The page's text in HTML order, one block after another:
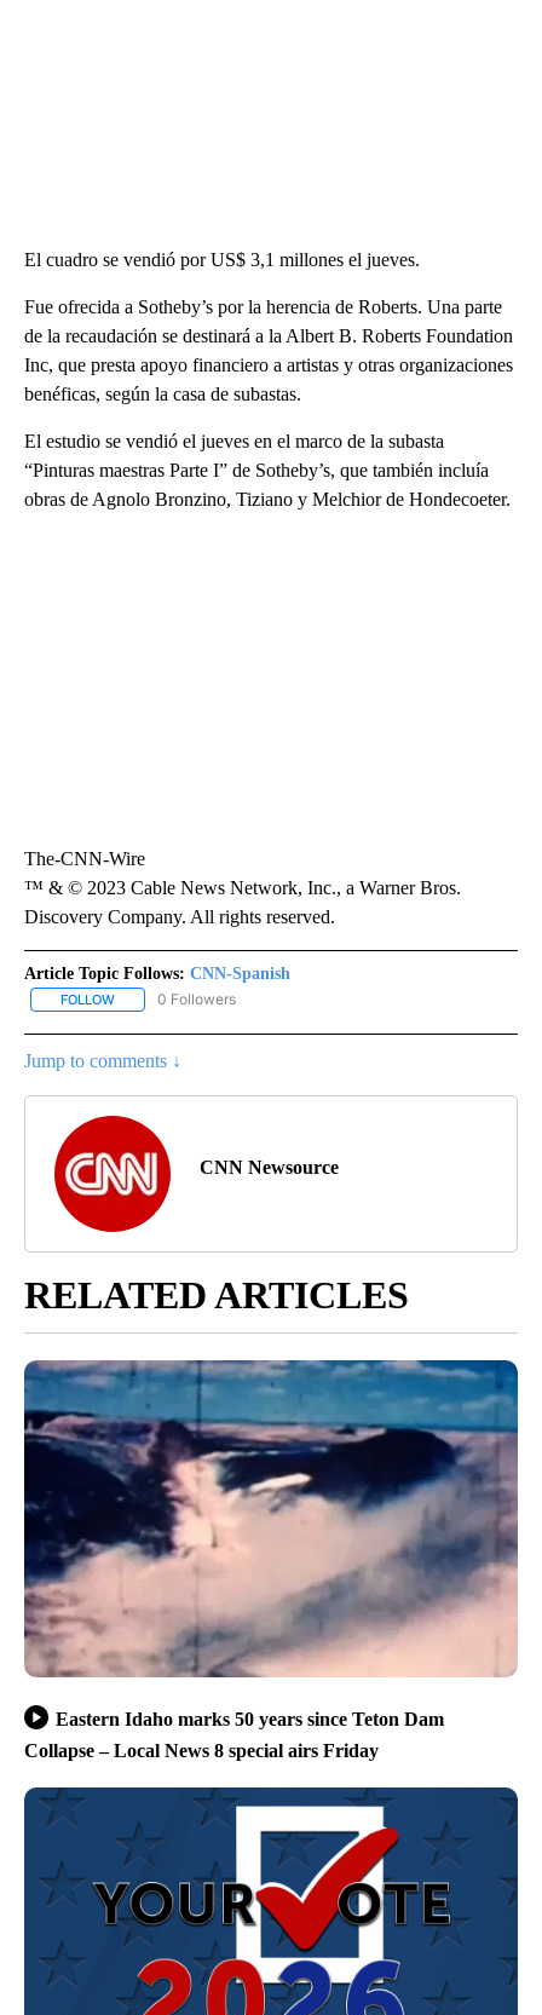
El cuadro se vendió por US$ 3,1 millones el jueves.
Fue ofrecida a Sotheby’s por la herencia de Roberts. Una parte
de la recaudación se destinará a la Albert B. Roberts Foundation
Inc, que presta apoyo financiero a artistas y otras organizaciones
benéficas, según la casa de subastas.
El estudio se vendió el jueves en el marco de la subasta
“Pinturas maestras Parte I” de Sotheby’s, que también incluía
obras de Agnolo Bronzino, Tiziano y Melchior de Hondecoeter.
The-CNN-Wire
™ & © 2023 Cable News Network, Inc., a Warner Bros.
Discovery Company. All rights reserved.
Article Topic Follows: CNN-Spanish
FOLLOW FOLLOW "CNN-SPANISH" TO RECEIVE NOTIFICATIONS ABOUT
0 Followers
Jump to comments ↓
CNN Newsource
RELATED ARTICLES
Eastern Idaho marks 50 years since Teton Dam
Collapse – Local News 8 special airs Friday